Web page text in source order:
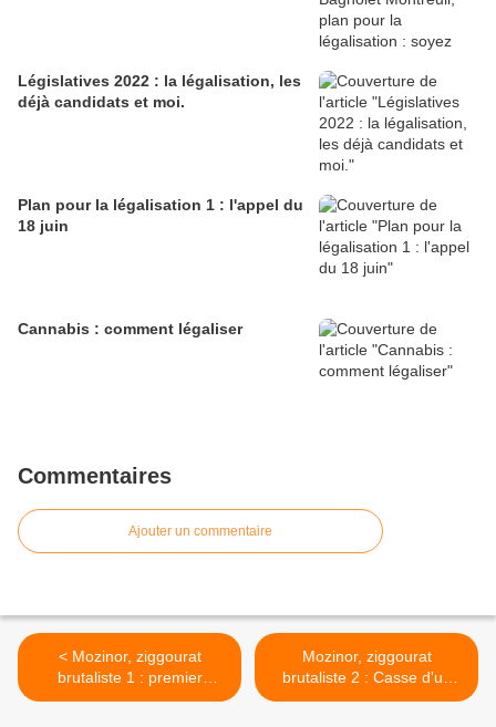
Législatives 2022 : la légalisation, les
déjà candidats et moi.
Plan pour la légalisation 1 : l'appel du
18 juin
Cannabis : comment légaliser
Commentaires
Ajouter un commentaire
< Mozinor, ziggourat
brutaliste 1 : premier
dévalement
Mozinor, ziggourat
brutaliste 2 : Casse d'un
tablier de l'A186 >